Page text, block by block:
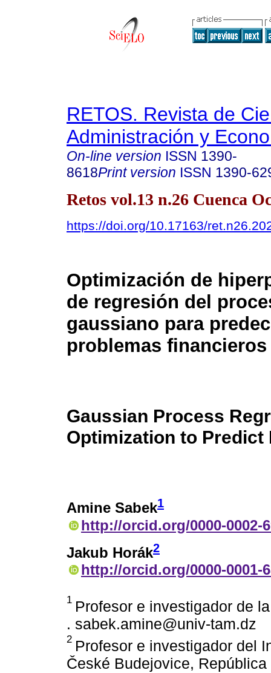
RETOS. Revista de
Administración y
On-line version ISSN 1390-
8618Print version ISSN 1390-
Retos vol.13 n.26 Cuenca
https://doi.org/10.17163/
Optimización de
de regresión del
gaussiano para
problemas financieros
Gaussian Process
Optimization to
Amine Sabek1
http://orcid.org/0000-0002-
Jakub Horák2
http://orcid.org/0000-0001-
1 Profesor e investigador de
. sabek.amine@univ-tam.dz
2 Profesor e investigador del
České Budejovice,